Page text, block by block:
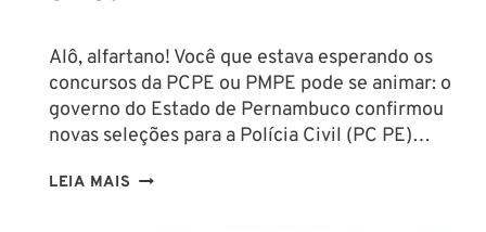
Alô, alfartano! Você que estava esperando os
concursos da PCPE ou PMPE pode se animar: o
governo do Estado de Pernambuco confirmou
novas seleções para a Polícia Civil (PC PE)…
LEIA MAIS CONCURSOS